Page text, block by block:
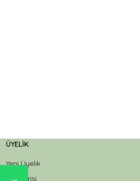
ÜYELIK
Yeni Üyelik
Üye Girişi